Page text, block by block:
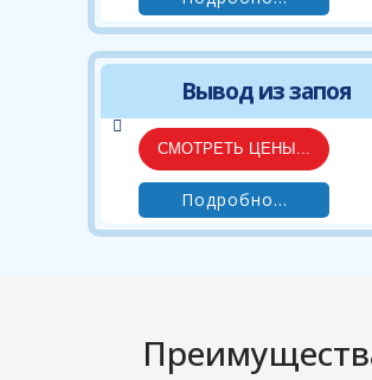
Вывод из запоя
СМОТРЕТЬ ЦЕНЫ...
Подробно...